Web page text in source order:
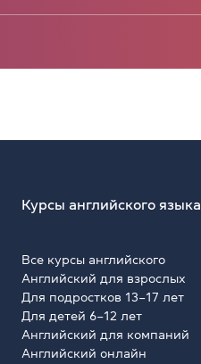
Курсы английского языка
Все курсы английского
Английский для взрослых
Для подростков 13–17 лет
Для детей 6–12 лет
Английский для компаний
Английский онлайн